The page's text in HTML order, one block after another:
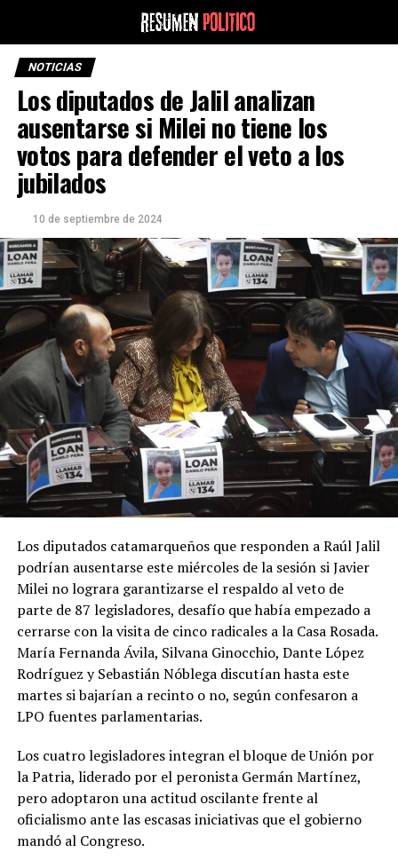
NOTICIAS
Los diputados de Jalil analizan
ausentarse si Milei no tiene los
votos para defender el veto a los
jubilados
10 de septiembre de 2024
Los diputados catamarqueños que responden a Raúl Jalil
podrían ausentarse este miércoles de la sesión si Javier
Milei no lograra garantizarse el respaldo al veto de
parte de 87 legisladores, desafío que había empezado a
cerrarse con la visita de cinco radicales a la Casa Rosada.
María Fernanda Ávila, Silvana Ginocchio, Dante López
Rodríguez y Sebastián Nóblega discutían hasta este
martes si bajarían a recinto o no, según confesaron a
LPO fuentes parlamentarias.
Los cuatro legisladores integran el bloque de Unión por
la Patria, liderado por el peronista Germán Martínez,
pero adoptaron una actitud oscilante frente al
oficialismo ante las escasas iniciativas que el gobierno
mandó al Congreso.